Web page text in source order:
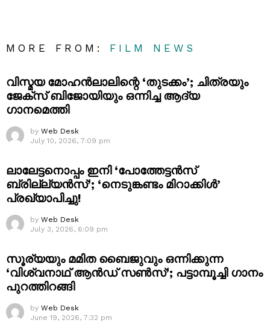
MORE FROM: FILM NEWS
വിസ്മയ മോഹൻലാലിന്റെ ‘തുടക്കം’; ചിത്രയും
ജേക്സ് ബിജോയിയും ഒന്നിച്ച ആദ്യ
ഗാനമെത്തി
by Web Desk
July 10, 2026, 7:09 pm
ലാലേട്ടനൊപ്പം ഇനി ‘പോത്തേട്ടൻസ്
ബ്രില്ല്യൻസ്’; ‘നെടുങ്കണ്ടം മിറാക്കിൾ’
പ്രഖ്യാപിച്ചു!
by Web Desk
July 3, 2026, 6:09 pm
സൂര്യയും മമിത ബൈജുവും ഒന്നിക്കുന്ന
‘വിശ്വനാഥ് ആൻഡ് സൺസ്’; പട്ടാമ്പൂച്ചി ഗാനം
പുറത്തിറങ്ങി
by Web Desk
June 19, 2026, 7:32 pm